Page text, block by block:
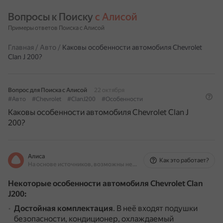
Вопросы к Поиску с Алисой
Примеры ответов Поиска с Алисой
Главная / Авто / Каковы особенности автомобиля Chevrolet
Clan J 200?
Вопрос для Поиска с Алисой
22 октября
#Авто
#Chevrolet #ClanJ200 #Особенности
Каковы особенности автомобиля Chevrolet Clan J
200?
Алиса
На основе источников, возможны неточности
Как это работает?
Некоторые особенности автомобиля Chevrolet Clan
J200:
Достойная комплектация. В неё входят подушки
безопасности, кондиционер, охлаждаемый